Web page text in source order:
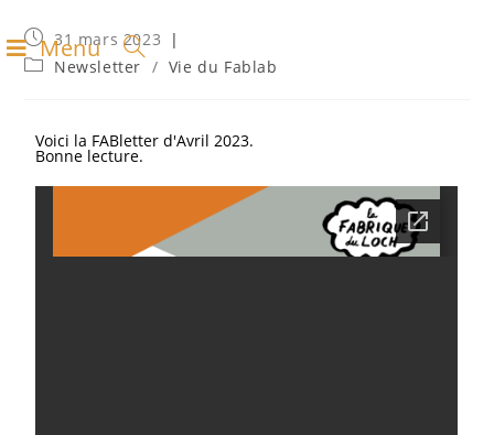
Menu
31 mars 2023
Newsletter / Vie du Fablab
Voici la FABletter d'Avril 2023.
Bonne lecture.